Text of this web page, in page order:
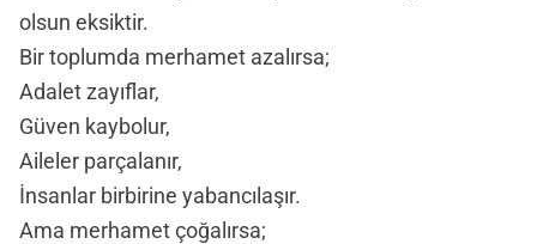
olsun eksiktir.
Bir toplumda merhamet azalırsa;
Adalet zayıflar,
Güven kaybolur,
Aileler parçalanır,
İnsanlar birbirine yabancılaşır.
Ama merhamet çoğalırsa;